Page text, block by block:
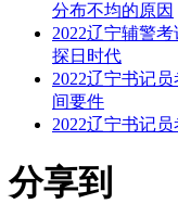
分布不均的原因
2022辽宁辅警
探日时代
2022辽宁书记
间要件
2022辽宁书记
分享到